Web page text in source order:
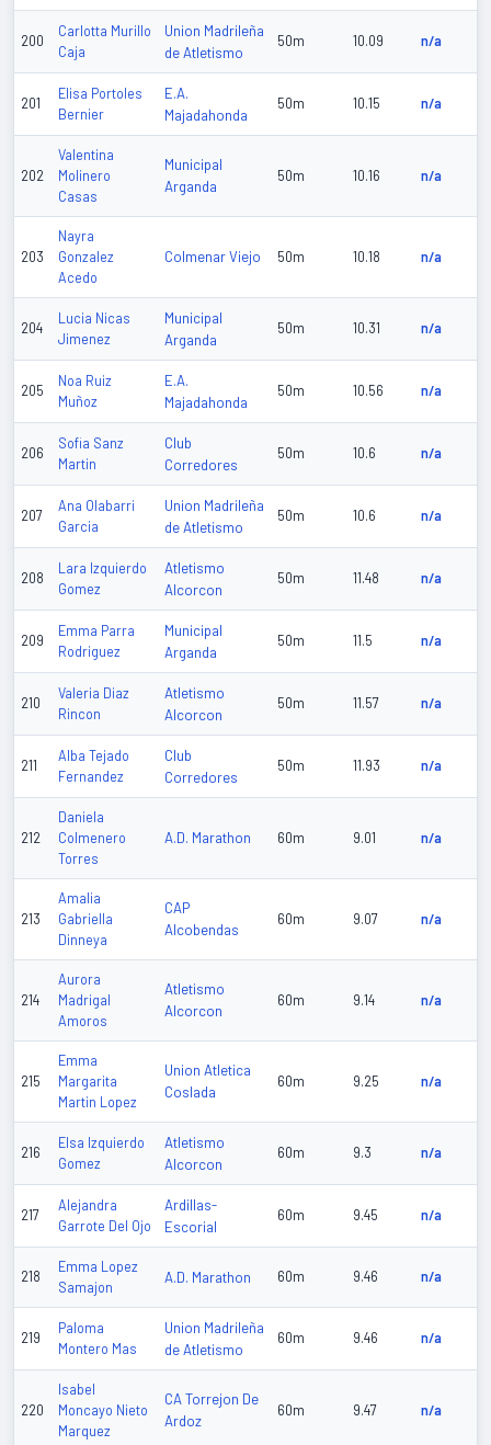
200
Carlotta Murillo
Caja
Union Madrileña
de Atletismo
50m 10.09 n/a
201
Elisa Portoles
Bernier
E.A.
Majadahonda
50m 10.15 n/a
202
Valentina
Molinero
Casas
Municipal
Arganda
50m 10.16 n/a
203
Nayra
Gonzalez
Acedo
Colmenar Viejo 50m 10.18 n/a
204
Lucia Nicas
Jimenez
Municipal
Arganda
50m 10.31 n/a
205
Noa Ruiz
Muñoz
E.A.
Majadahonda
50m 10.56 n/a
206
Sofia Sanz
Martin
Club
Corredores
50m 10.6 n/a
207
Ana Olabarri
Garcia
Union Madrileña
de Atletismo
50m 10.6 n/a
208
Lara Izquierdo
Gomez
Atletismo
Alcorcon
50m 11.48 n/a
209
Emma Parra
Rodriguez
Municipal
Arganda
50m 11.5 n/a
210
Valeria Diaz
Rincon
Atletismo
Alcorcon
50m 11.57 n/a
211
Alba Tejado
Fernandez
Club
Corredores
50m 11.93 n/a
212
Daniela
Colmenero
Torres
A.D. Marathon 60m 9.01 n/a
213
Amalia
Gabriella
Dinneya
CAP
Alcobendas
60m 9.07 n/a
214
Aurora
Madrigal
Amoros
Atletismo
Alcorcon
60m 9.14 n/a
215
Emma
Margarita
Martin Lopez
Union Atletica
Coslada
60m 9.25 n/a
216
Elsa Izquierdo
Gomez
Atletismo
Alcorcon
60m 9.3 n/a
217
Alejandra
Garrote Del Ojo
Ardillas-
Escorial
60m 9.45 n/a
218
Emma Lopez
Samajon
A.D. Marathon 60m 9.46 n/a
219
Paloma
Montero Mas
Union Madrileña
de Atletismo
60m 9.46 n/a
220
Isabel
Moncayo Nieto
Marquez
CA Torrejon De
Ardoz
60m 9.47 n/a